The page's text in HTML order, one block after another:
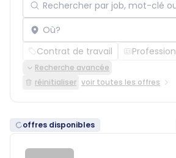
Localisation
Contrat de travail Profession
Recherche avancée
réinitialiser voir toutes les offres
offres disponibles